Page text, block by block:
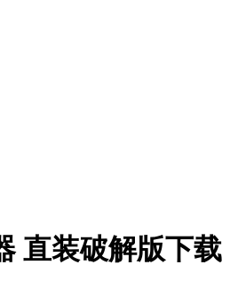
直装破解版下载